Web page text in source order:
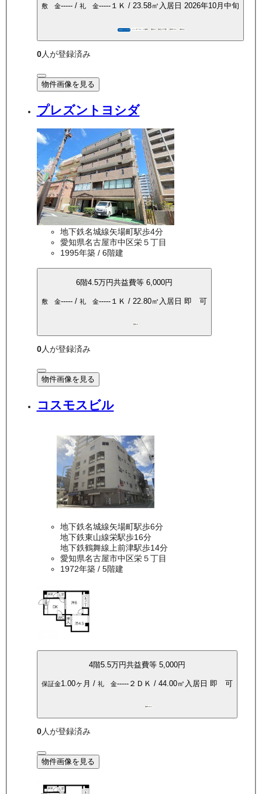
敷 金-----/ 礼 金-----１Ｋ / 23.58㎡ 入居日 2026年10月中旬
360°パノラマ インターネット無料 敷礼0 保証人不要 都市ガス 南向き
0人が登録済み
物件画像を見る
プレズントヨシダ
地下鉄名城線矢場町駅歩4分
愛知県名古屋市中区栄５丁目
1995年築/ 6階建
6階4.5万円共益費等 6,000円
敷 金-----/ 礼 金-----１Ｋ / 22.80㎡ 入居日 即 可
敷礼0
0人が登録済み
物件画像を見る
コスモスビル
地下鉄名城線矢場町駅歩6分
地下鉄東山線栄駅歩16分
地下鉄鶴舞線上前津駅歩14分
愛知県名古屋市中区栄５丁目
1972年築/ 5階建
4階5.5万円共益費等 5,000円
保証金1.00ヶ月 / 礼 金-----２ＤＫ / 44.00㎡ 入居日 即 可
都市ガス
0人が登録済み
物件画像を見る